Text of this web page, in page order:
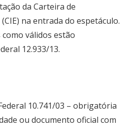
da Carteira de
na entrada do espetáculo.
válidos estão
12.933/13.
10.741/03 – obrigatória
ou documento oficial com